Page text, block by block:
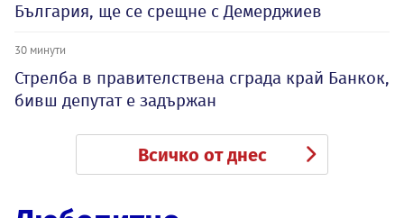
България, ще се срещне с Демерджиев
30 минути
Стрелба в правителствена сграда край Банкок,
бивш депутат е задържан
Всичко от днес